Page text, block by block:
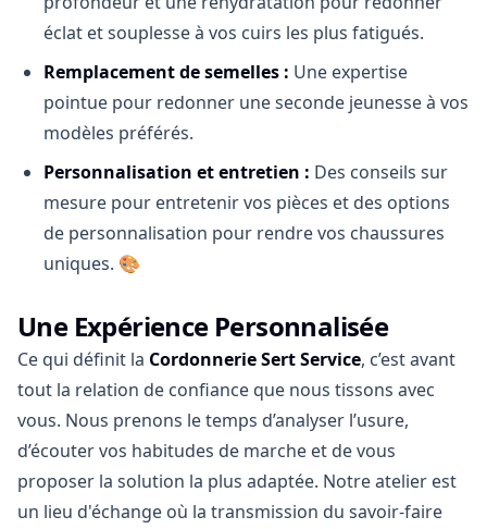
éclat et souplesse à vos cuirs les plus fatigués.
Remplacement de semelles : Une expertise
pointue pour redonner une seconde jeunesse à vos
modèles préférés.
Personnalisation et entretien : Des conseils sur
mesure pour entretenir vos pièces et des options
de personnalisation pour rendre vos chaussures
uniques. 🎨
Une Expérience Personnalisée
Ce qui définit la Cordonnerie Sert Service, c’est avant
tout la relation de confiance que nous tissons avec
vous. Nous prenons le temps d’analyser l’usure,
d’écouter vos habitudes de marche et de vous
proposer la solution la plus adaptée. Notre atelier est
un lieu d'échange où la transmission du savoir-faire